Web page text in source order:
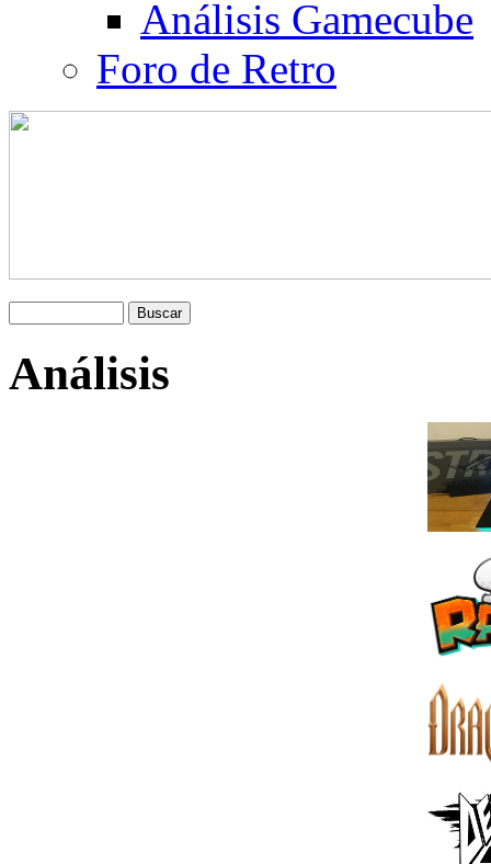
Análisis Gamecube
Foro de Retro
Análisis